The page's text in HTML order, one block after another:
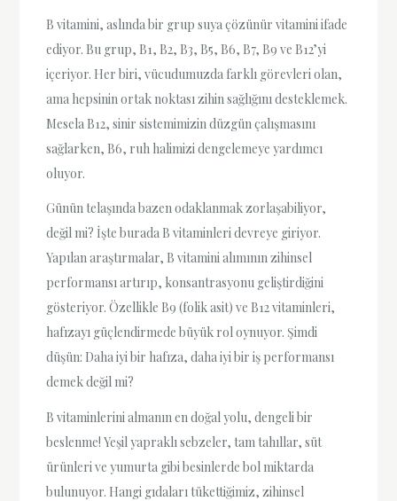
B vitamini, aslında bir grup suya çözünür vitamini ifade
ediyor. Bu grup, B1, B2, B3, B5, B6, B7, B9 ve B12’yi
içeriyor. Her biri, vücudumuzda farklı görevleri olan,
ama hepsinin ortak noktası zihin sağlığını desteklemek.
Mesela B12, sinir sistemimizin düzgün çalışmasını
sağlarken, B6, ruh halimizi dengelemeye yardımcı
oluyor.
Günün telaşında bazen odaklanmak zorlaşabiliyor,
değil mi? İşte burada B vitaminleri devreye giriyor.
Yapılan araştırmalar, B vitamini alımının zihinsel
performansı artırıp, konsantrasyonu geliştirdiğini
gösteriyor. Özellikle B9 (folik asit) ve B12 vitaminleri,
hafızayı güçlendirmede büyük rol oynuyor. Şimdi
düşün: Daha iyi bir hafıza, daha iyi bir iş performansı
demek değil mi?
B vitaminlerini almanın en doğal yolu, dengeli bir
beslenme! Yeşil yapraklı sebzeler, tam tahıllar, süt
ürünleri ve yumurta gibi besinlerde bol miktarda
bulunuyor. Hangi gıdaları tükettiğimiz, zihinsel